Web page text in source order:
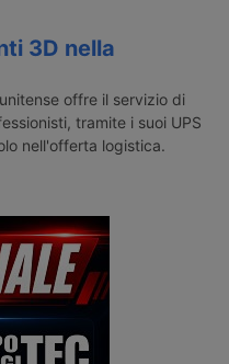
3D nella
offre il servizio di
tramite i suoi UPS
nell'offerta logistica.